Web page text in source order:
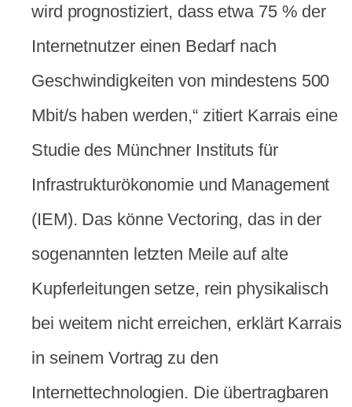
wird prognostiziert, dass etwa 75 % der
Internetnutzer einen Bedarf nach
Geschwindigkeiten von mindestens 500
Mbit/s haben werden,“ zitiert Karrais eine
Studie des Münchner Instituts für
Infrastrukturökonomie und Management
(IEM). Das könne Vectoring, das in der
sogenannten letzten Meile auf alte
Kupferleitungen setze, rein physikalisch
bei weitem nicht erreichen, erklärt Karrais
in seinem Vortrag zu den
Internettechnologien. Die übertragbaren